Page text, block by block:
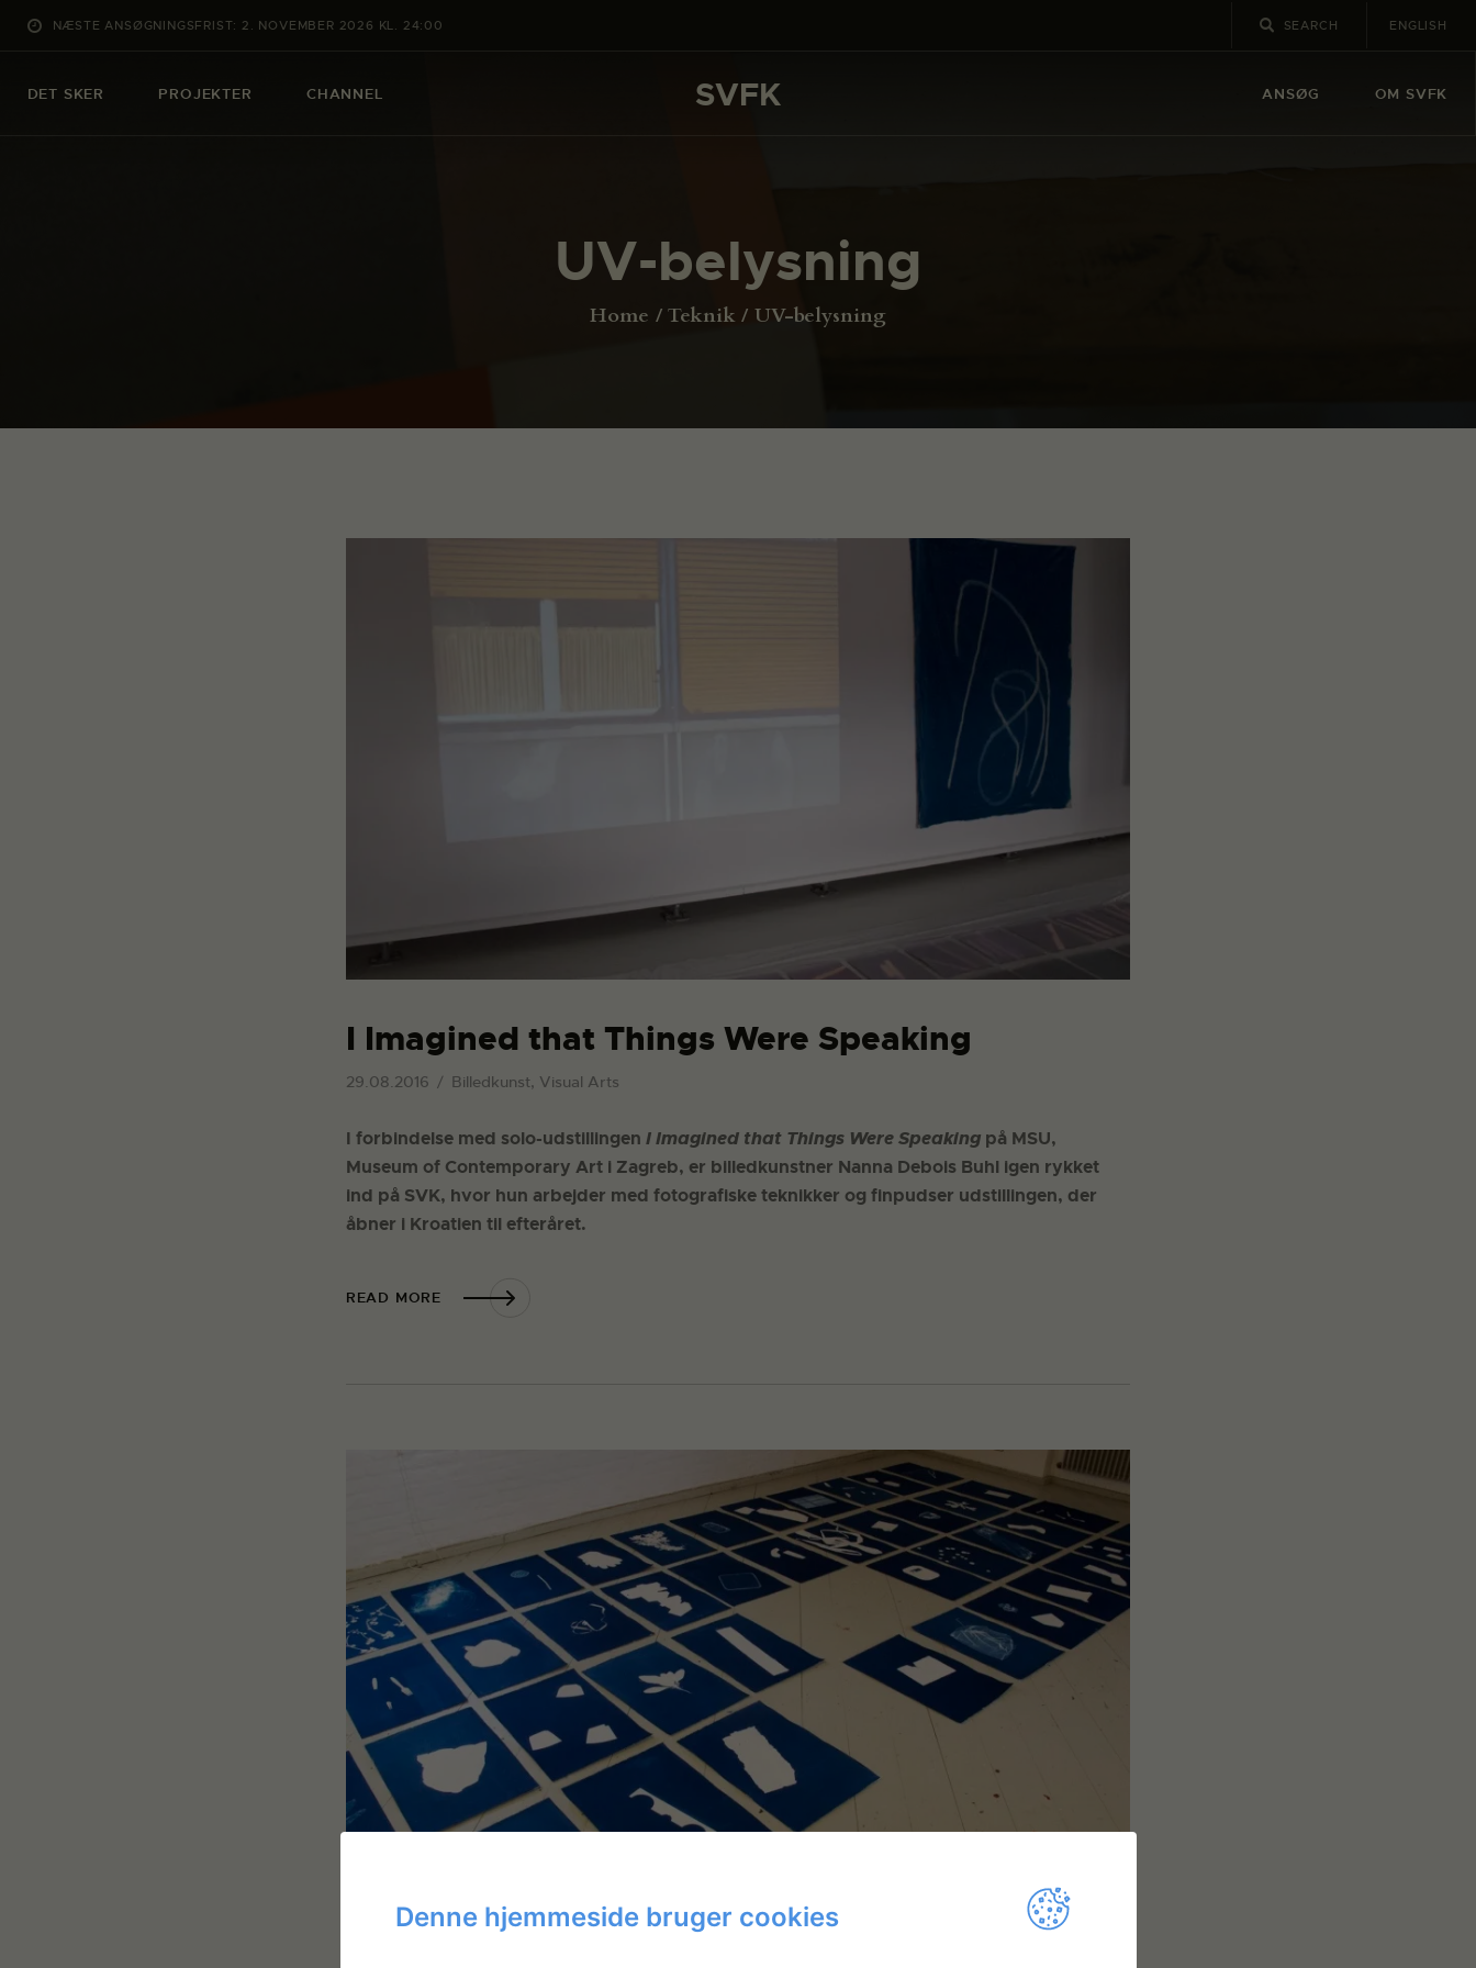
NÆSTE ANSØGNINGSFRIST: 2. NOVEMBER 2026 KL. 24:00 ENGLISH
DET SKER PROJEKTER CHANNEL SVFK ANSØG OM SVFK
UV-belysning
Home Teknik UV-belysning
SVFK
PROJEKTER
OM SVFK
ENGLISH
I Imagined that Things Were Speaking
29.08.2016 Billedkunst, Visual Arts
I forbindelse med solo-udstillingen I Imagined that Things Were Speaking på MSU,
Museum of Contemporary Art i Zagreb, er billedkunstner Nanna Debois Buhl igen rykket
ind på SVK, hvor hun arbejder med fotografiske teknikker og finpudser udstillingen, der
åbner i Kroatien til efteråret.
READ MORE
Denne hjemmeside bruger cookies